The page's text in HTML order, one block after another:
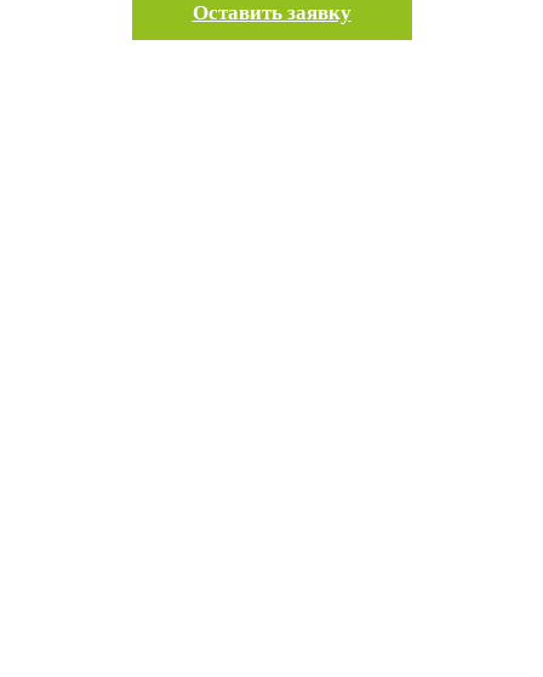
Оставить заявку